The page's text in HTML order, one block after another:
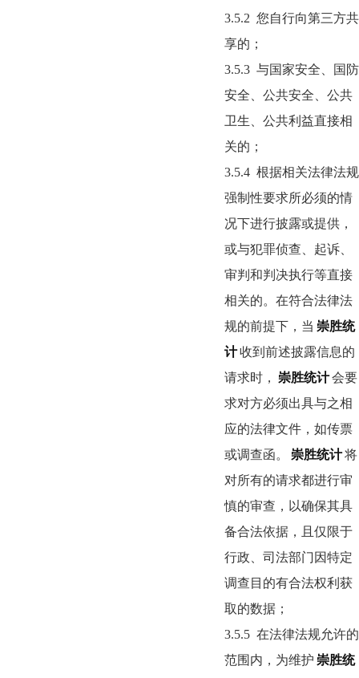
3.5.2 您自行向第三方共
享的；
3.5.3 与国家安全、国防
安全、公共安全、公共
卫生、公共利益直接相
关的；
3.5.4 根据相关法律法规
强制性要求所必须的情
况下进行披露或提供，
或与犯罪侦查、起诉、
审判和判决执行等直接
相关的。在符合法律法
规的前提下，当 崇胜统
计收到前述披露信息的
请求时，
崇胜统计会要
求对方必须出具与之相
应的法律文件，如传票
或调查函。
崇胜统计将
对所有的请求都进行审
慎的审查，以确保其具
备合法依据，且仅限于
行政、司法部门因特定
调查目的有合法权利获
取的数据；
3.5.5 在法律法规允许的
范围内，为维护 崇胜统